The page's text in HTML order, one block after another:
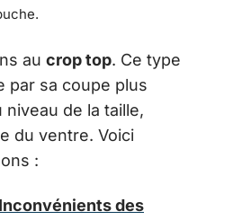
au crop top. Ce type
par sa coupe plus
de la taille,
du ventre. Voici
:
Inconvénients des